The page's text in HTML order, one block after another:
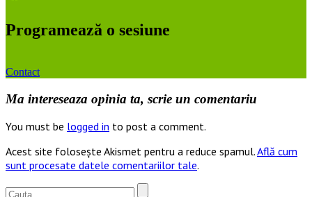
Programează o sesiune
Contact
Ma intereseaza opinia ta, scrie un comentariu
You must be logged in to post a comment.
Acest site folosește Akismet pentru a reduce spamul.Află cum
sunt procesate datele comentariilor tale.